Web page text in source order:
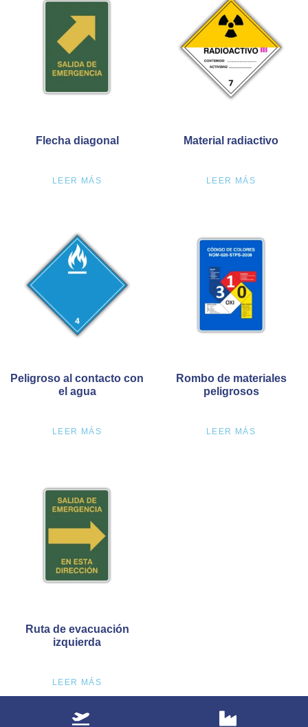
Flecha diagonal
LEER MÁS
Material radiactivo
LEER MÁS
Peligroso al contacto con
el agua
LEER MÁS
Rombo de materiales
peligrosos
LEER MÁS
Ruta de evacuación
izquierda
LEER MÁS